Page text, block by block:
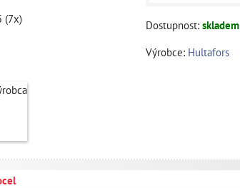
(7x)
Dostupnost: skladem
Výrobce: Hultafors